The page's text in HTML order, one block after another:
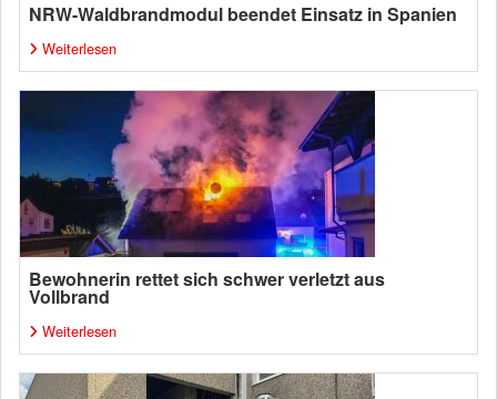
NRW-Waldbrandmodul beendet Einsatz in Spanien
Weiterlesen
Bewohnerin rettet sich schwer verletzt aus
Vollbrand
Weiterlesen